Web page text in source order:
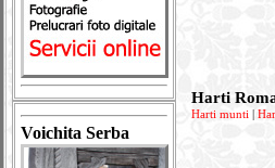
Voichita Serba
Harti
Harti munti